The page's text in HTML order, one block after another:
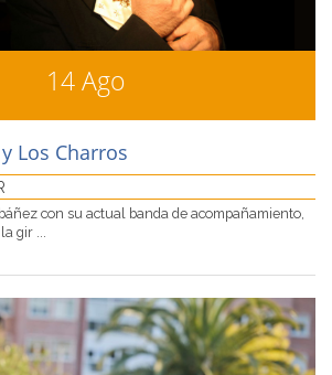
14 Ago
Los Charros
con su actual banda de acompañamiento,
gir ...